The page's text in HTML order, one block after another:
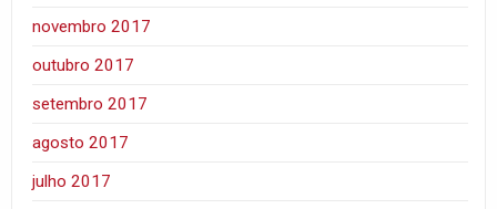
novembro 2017
outubro 2017
setembro 2017
agosto 2017
julho 2017